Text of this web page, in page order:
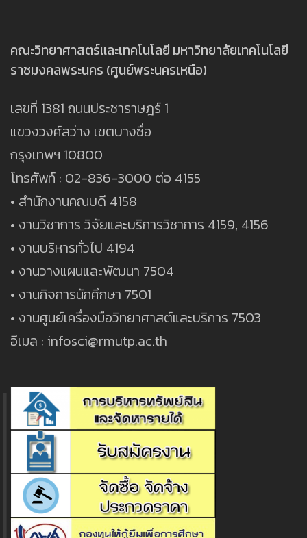
คณะวิทยาศาสตร์และเทคโนโลยี มหาวิทยาลัยเทคโนโลยี
ราชมงคลพระนคร (ศูนย์พระนครเหนือ)
เลขที่ 1381 ถนนประชาราษฎร์ 1
แขวงวงศ์สว่าง เขตบางซื่อ
กรุงเทพฯ 10800
โทรศัพท์ : 02-836-3000 ต่อ 4155
• สำนักงานคณบดี 4158
• งานวิชาการ วิจัยและบริการวิชาการ 4159, 4156
• งานบริหารทั่วไป 4194
• งานวางแผนและพัฒนา 7504
• งานกิจการนักศึกษา 7501
• งานศูนย์เครื่องมือวิทยาศาสต์และบริการ 7503
อีเมล : infosci@rmutp.ac.th